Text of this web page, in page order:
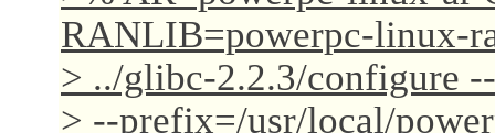
RANLIB=powerpc-linux-
> ../glibc-2.2.3/configure
> --prefix=/usr/local/